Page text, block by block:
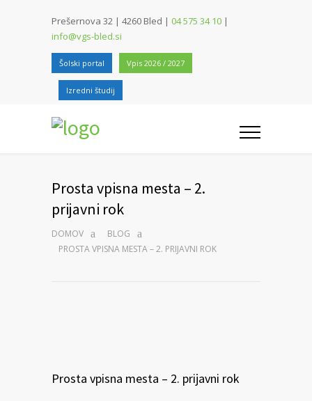
Prešernova 32 | 4260 Bled | 04 575 34 10 |
info@vgs-bled.si
Šolski portal Vpis 2026 / 2027
Izredni študij
Prosta vpisna mesta – 2.
prijavni rok
DOMOV
BLOG
PROSTA VPISNA MESTA – 2. PRIJAVNI ROK
Prosta vpisna mesta – 2. prijavni rok